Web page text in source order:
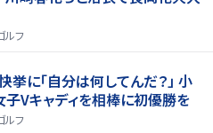
ルフ
挙に「自分は何してんだ？」 小
Vキャディを相棒に初優勝を
ルフ